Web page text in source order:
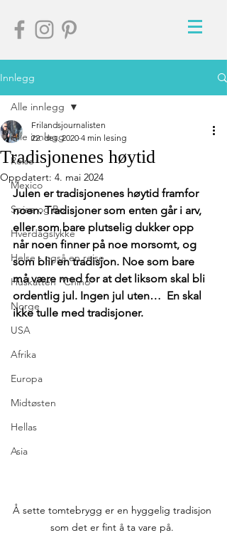
Innlegg
Alle innlegg
Reise
Mexico
Spise og Bo
Hverdagslykke
Helse - også en reise
Huskatten "Chino"
Norge
USA
Afrika
Europa
Midtøsten
Hellas
Asia
Alle innlegg
Tradisjonenes høytid
Frilandsjournalisten
22. des. 2020 4 min lesing
Oppdatert: 4. mai 2024
Julen er tradisjonenes høytid framfor
noen. Tradisjoner som enten går i arv,
eller som bare plutselig dukker opp
når noen finner på noe morsomt, og
som blir en tradisjon. Noe som bare
må være med for at det liksom skal bli
ordentlig jul. Ingen jul uten…  En skal
ikke tulle med tradisjoner.
Å sette tomtebrygg er en hyggelig tradisjon
som det er fint å ta vare på.